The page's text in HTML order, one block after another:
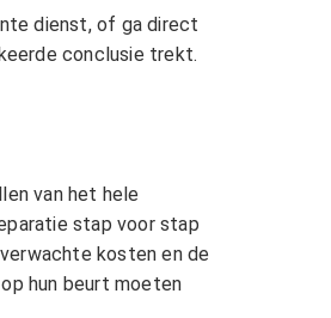
dienst, of ga direct
conclusie trekt.
van het hele
stap voor stap
kosten en de
hun beurt moeten